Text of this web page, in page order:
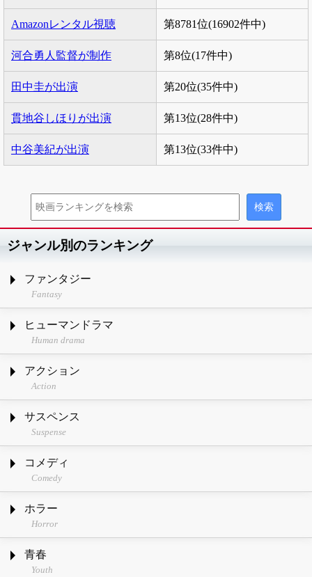
Amazonレンタル視聴 第8781位(16902件中)
河合勇人監督が制作 第8位(17件中)
田中圭が出演 第20位(35件中)
貫地谷しほりが出演 第13位(28件中)
中谷美紀が出演 第13位(33件中)
ジャンル別のランキング
ファンタジー
Fantasy
ヒューマンドラマ
Human drama
アクション
Action
サスペンス
Suspense
コメディ
Comedy
ホラー
Horror
青春
Youth